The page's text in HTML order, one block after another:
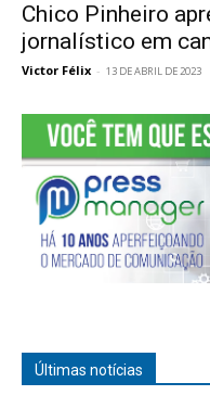
Chico Pinheiro
jornalístico em
Victor Félix - 13 DE ABRIL DE 2023
Últimas notícias